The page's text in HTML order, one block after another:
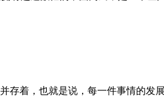
存着，也就是说，每一件事情的发